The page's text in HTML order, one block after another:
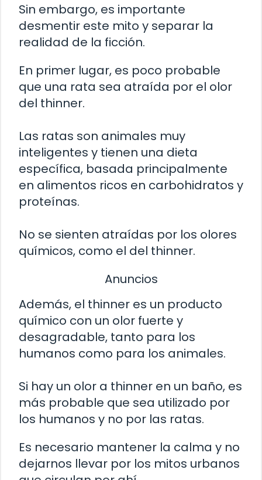
Sin embargo, es importante
desmentir este mito y separar la
realidad de la ficción.
En primer lugar, es poco probable
que una rata sea atraída por el olor
del thinner.
Las ratas son animales muy
inteligentes y tienen una dieta
específica, basada principalmente
en alimentos ricos en carbohidratos y
proteínas.
No se sienten atraídas por los olores
químicos, como el del thinner.
Anuncios
Además, el thinner es un producto
químico con un olor fuerte y
desagradable, tanto para los
humanos como para los animales.
Si hay un olor a thinner en un baño, es
más probable que sea utilizado por
los humanos y no por las ratas.
Es necesario mantener la calma y no
dejarnos llevar por los mitos urbanos